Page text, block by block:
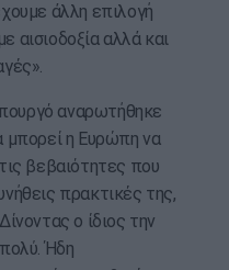
άλλη επιλογή
αισιοδοξία αλλά και
αναρωτήθηκε
μπορεί η Ευρώπη να
βεβαιότητες που
πρακτικές της,
ο ίδιος την
Ήδη